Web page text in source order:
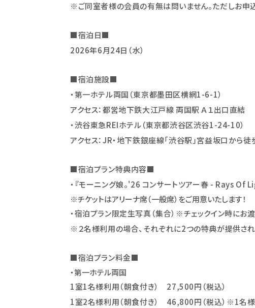
※ご同室者様の会員の有無は問いません。ただしお申
■宿泊日■
2026年6月24日（水）
■宿泊施設■
・第一ホテル両国（東京都墨田区横網1-6-1）
アクセス：都営地下鉄大江戸線 両国駅 Ａ１出口直結
・渋谷東急REIホテル（東京都渋谷区渋谷1-24-10）
アクセス：JR・地下鉄銀座線「渋谷駅」宮益坂口から
■宿泊プラン特典内容■
・『モーニング娘。'26 コンサートツアー春 - Rays
※チケットはアリーナ席（一般席）をご用意いたします！
・宿泊プラン限定生写真（集合）※チェックイン時にお
※２名様利用の場合、それぞれに2つの特典が提供され
■宿泊プラン料金■
・第一ホテル両国
1室1名様利用（朝食付き） 27,500円（税込）
1室2名様利用（朝食付き） 46,800円（税込）※1名様